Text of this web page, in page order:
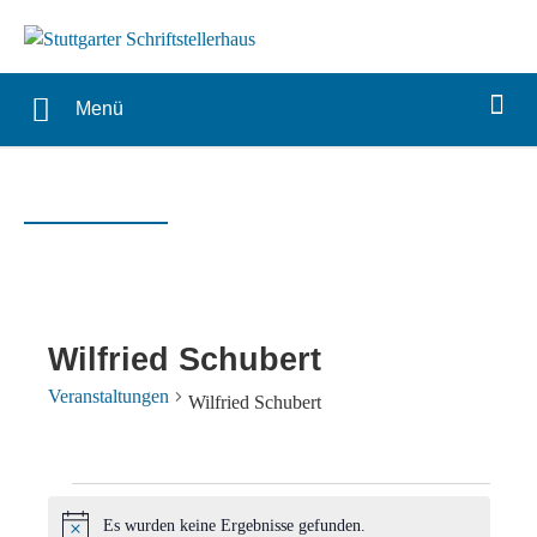
Menü
Wilfried Schubert
Veranstaltungen Wilfried Schubert
Veranstaltungen
Es wurden keine Ergebnisse gefunden.